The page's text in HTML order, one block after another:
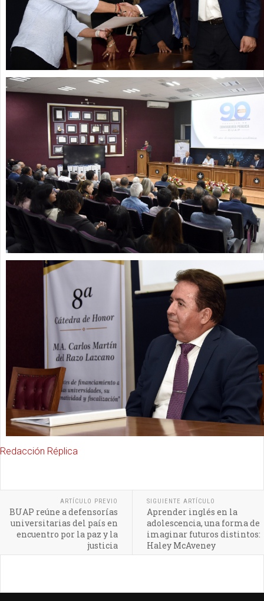
Redacción Réplica
ARTÍCULO PREVIO
BUAP reúne a defensorías
universitarias del país en
encuentro por la paz y la
justicia
SIGUIENTE ARTÍCULO
Aprender inglés en la
adolescencia, una forma de
imaginar futuros distintos:
Haley McAveney